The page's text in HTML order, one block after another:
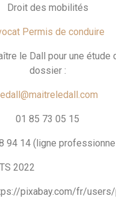
Droit des mobilités
Permis de conduire
le Dall pour une étude
dossier :
01 85 73 05 15
94 14 (ligne
2022
pixabay.com/fr/